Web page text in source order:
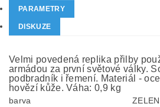
PARAMETRY
DISKUZE
Velmi povedená replika přilby
armádou za první světové války.
podbradník i řemení. Materiál -
hovězí kůže. Váha: 0,9 kg
barva